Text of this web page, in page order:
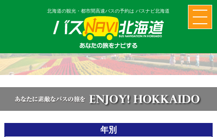
北海道の観光・都市間高速バスの予約は バスナビ北海道
年別